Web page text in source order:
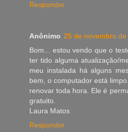
Responder
Anônimo 25 de novembro
Bom... estou vendo que o
ter tido alguma atualização/
meu instalada há alguns
bem, o computador está
renovar toda hora. Ele é
gratuito.
Laura Matos
Responder